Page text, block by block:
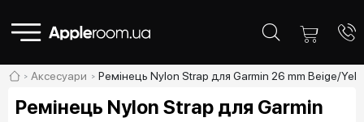
Аксесуари Ремінець Nylon Strap для Garmin 26 mm Beige/
Ремінець Nylon Strap для Garmin